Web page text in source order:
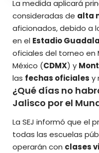
La medida aplicará
consideradas de alta
aficionados, debido a
en el Estadio
oficiales del torneo en
México (CDMX) y
las fechas oficiales y
¿Qué días no
Jalisco por el
La SEJ informó que el
todas las escuelas
operarán con clases